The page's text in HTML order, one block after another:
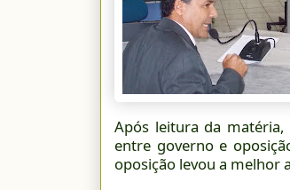
Após leitura da
entre governo e
oposição levou a melhor